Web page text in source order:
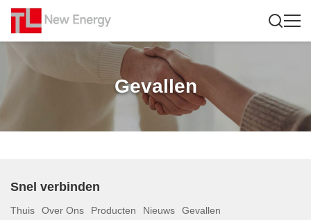
Gevallen
Snel verbinden
Thuis Over Ons Producten Nieuws
Gevallen